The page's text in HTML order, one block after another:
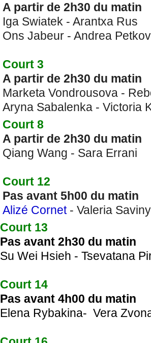
A partir de 2h30 du matin
Iga Swiatek - Arantxa Rus
Ons Jabeur - Andrea
Court 3
A partir de 2h30 du matin
Marketa Vondrousova -
Aryna Sabalenka - Victoria
Court 8
A partir de 2h30 du matin
Qiang Wang - Sara Errani
Court 12
Pas avant 5h00 du matin
Alizé Cornet- Valeria
Court 13
Pas avant 2h30 du matin
Su Wei Hsieh - Tsevatana
Court 14
Pas avant 4h00 du matin
Elena Rybakina- Vera